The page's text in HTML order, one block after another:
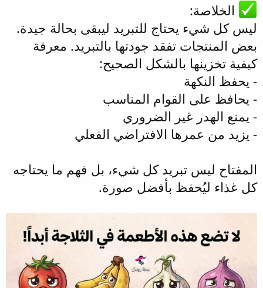
الخلاصة:
ليس كل شيء يحتاج للتبريد ليبقى بحالة جيدة.
بعض المنتجات تفقد جودتها بالتبريد. معرفة
كيفية تخزينها بالشكل الصحيح:
- يحفظ النكهة
- يحافظ على القوام المناسب
- يمنع الهدر غير الضروري
- يزيد من عمرها الافتراضي الفعلي
المفتاح ليس تبريد كل شيء، بل فهم ما يحتاجه
كل غذاء ليُحفظ بأفضل صورة.